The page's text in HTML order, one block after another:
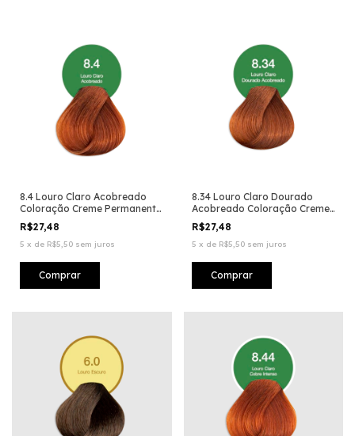
8.4 Louro Claro Acobreado
Coloração Creme Permanente
Vegana
R$27,48
5 x de R$5,50 sem juros
8.34 Louro Claro Dourado
Acobreado Coloração Creme
Permanente Vegana
R$27,48
5 x de R$5,50 sem juros